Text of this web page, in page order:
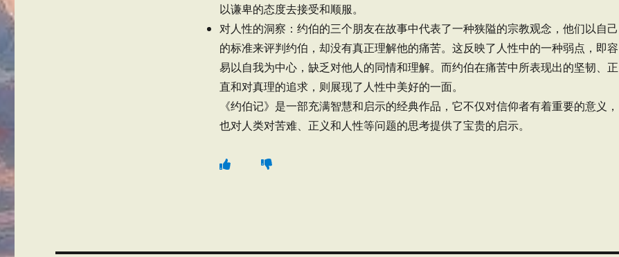
以谦卑的态度去接受和顺服。
对人性的洞察：约伯的三个朋友在故事中代表了一种狭隘的宗教观念，他们以自己
的标准来评判约伯，却没有真正理解他的痛苦。这反映了人性中的一种弱点，即容
易以自我为中心，缺乏对他人的同情和理解。而约伯在痛苦中所表现出的坚韧、正
直和对真理的追求，则展现了人性中美好的一面。
《约伯记》是一部充满智慧和启示的经典作品，它不仅对信仰者有着重要的意义，
也对人类对苦难、正义和人性等问题的思考提供了宝贵的启示。